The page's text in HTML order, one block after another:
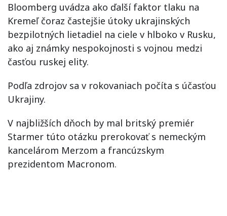
Bloomberg uvádza ako ďalší faktor tlaku na
Kremeľ čoraz častejšie útoky ukrajinských
bezpilotných lietadiel na ciele v hlboko v Rusku,
ako aj známky nespokojnosti s vojnou medzi
časťou ruskej elity.
Podľa zdrojov sa v rokovaniach počíta s účasťou
Ukrajiny.
V najbližších dňoch by mal britský premiér
Starmer túto otázku prerokovať s nemeckým
kancelárom Merzom a francúzskym
prezidentom Macronom.